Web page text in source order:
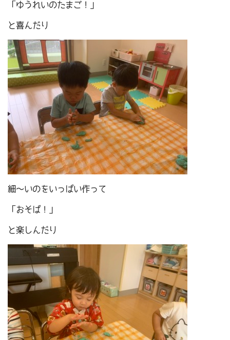
「ゆうれいのたまご！」
と喜んだり
細～いのをいっぱい作って
「おそば！」
と楽しんだり